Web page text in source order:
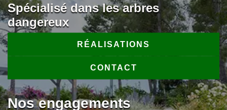
Spécialisé dans les arbres
dangereux
RÉALISATIONS
CONTACT
Nos engagements